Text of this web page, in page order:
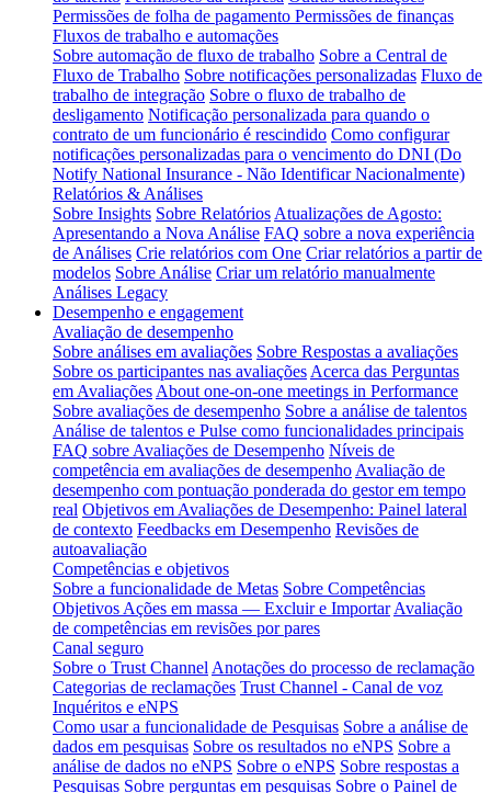
Permissões de folha de pagamento Permissões de finanças
Fluxos de trabalho e automações
Sobre automação de fluxo de trabalho Sobre a Central de
Fluxo de Trabalho Sobre notificações personalizadas Fluxo de
trabalho de integração Sobre o fluxo de trabalho de
desligamento Notificação personalizada para quando o
contrato de um funcionário é rescindido Como configurar
notificações personalizadas para o vencimento do DNI (Do
Notify National Insurance - Não Identificar Nacionalmente)
Relatórios & Análises
Sobre Insights Sobre Relatórios Atualizações de Agosto:
Apresentando a Nova Análise FAQ sobre a nova experiência
de Análises Crie relatórios com One Criar relatórios a partir de
modelos Sobre Análise Criar um relatório manualmente
Análises Legacy
Desempenho e engagement
Avaliação de desempenho
Sobre análises em avaliações Sobre Respostas a avaliações
Sobre os participantes nas avaliações Acerca das Perguntas
em Avaliações About one-on-one meetings in Performance
Sobre avaliações de desempenho Sobre a análise de talentos
Análise de talentos e Pulse como funcionalidades principais
FAQ sobre Avaliações de Desempenho Níveis de
competência em avaliações de desempenho Avaliação de
desempenho com pontuação ponderada do gestor em tempo
real Objetivos em Avaliações de Desempenho: Painel lateral
de contexto Feedbacks em Desempenho Revisões de
autoavaliação
Competências e objetivos
Sobre a funcionalidade de Metas Sobre Competências
Objetivos Ações em massa — Excluir e Importar Avaliação
de competências em revisões por pares
Canal seguro
Sobre o Trust Channel Anotações do processo de reclamação
Categorias de reclamações Trust Channel - Canal de voz
Inquéritos e eNPS
Como usar a funcionalidade de Pesquisas Sobre a análise de
dados em pesquisas Sobre os resultados no eNPS Sobre a
análise de dados no eNPS Sobre o eNPS Sobre respostas a
Pesquisas Sobre perguntas em pesquisas Sobre o Painel de